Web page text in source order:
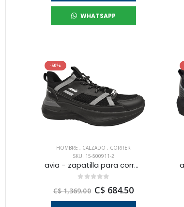
WHATSAPP
-50%
HOMBRE , CALZADO , CORRER
SKU: 15-500911-2
avia - zapatilla para correr canopus para hombre
C$ 1,369.00 C$ 684.50